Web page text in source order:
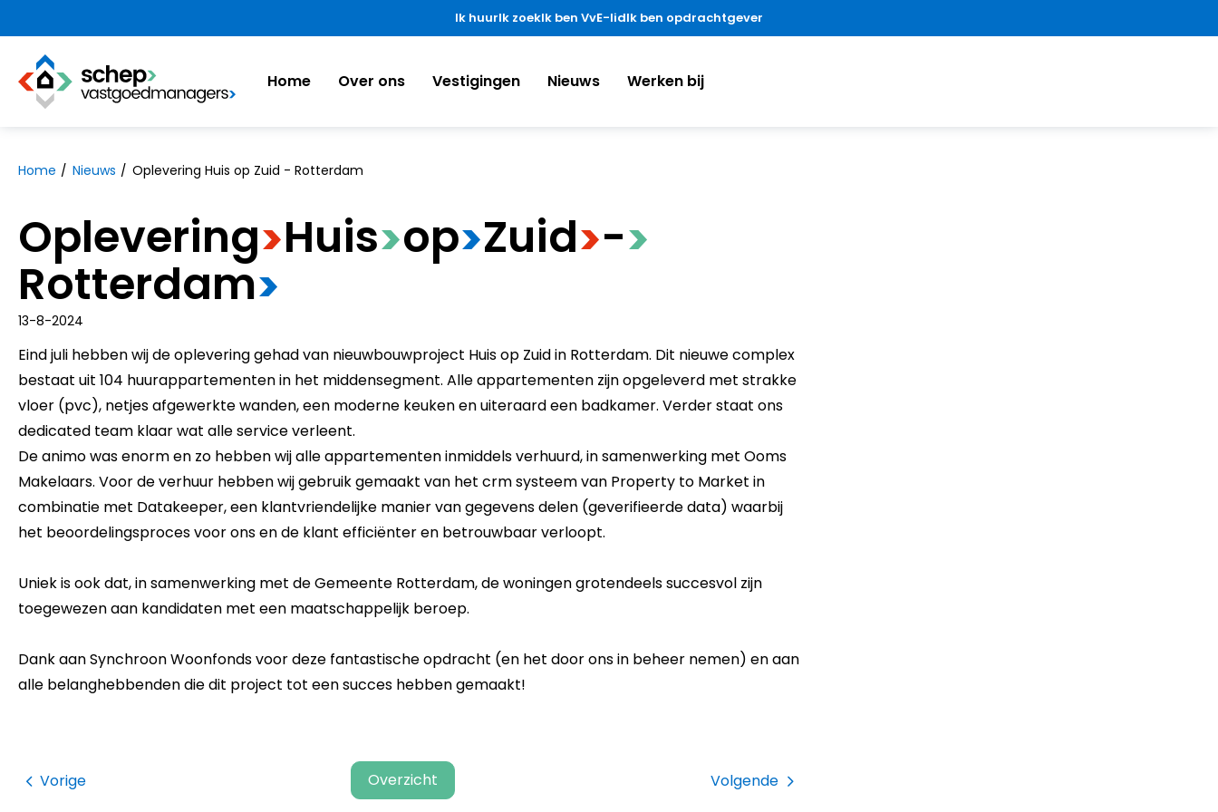
https://www.schepvastgoedmanagers.nl
Home Over ons Vestigingen Nieuws Werken bij
Ik huurIk zoekIk ben VvE-lidIk ben opdrachtgever
Home Nieuws Oplevering Huis op Zuid - Rotterdam
Oplevering>​Huis>​op>​Zuid>​->
Rotterdam>
13-8-2024
Eind juli hebben wij de oplevering gehad van nieuwbouwproject Huis op Zuid in Rotterdam. Dit nieuwe complex
bestaat uit 104 huurappartementen in het middensegment. Alle appartementen zijn opgeleverd met strakke
vloer (pvc), netjes afgewerkte wanden, een moderne keuken en uiteraard een badkamer. Verder staat ons
dedicated team klaar wat alle service verleent.
De animo was enorm en zo hebben wij alle appartementen inmiddels verhuurd, in samenwerking met Ooms
Makelaars. Voor de verhuur hebben wij gebruik gemaakt van het crm systeem van Property to Market in
combinatie met Datakeeper, een klantvriendelijke manier van gegevens delen (geverifieerde data) waarbij
het beoordelingsproces voor ons en de klant efficiënter en betrouwbaar verloopt.
Uniek is ook dat, in samenwerking met de Gemeente Rotterdam, de woningen grotendeels succesvol zijn
toegewezen aan kandidaten met een maatschappelijk beroep.
Dank aan Synchroon Woonfonds voor deze fantastische opdracht (en het door ons in beheer nemen) en aan
alle belanghebbenden die dit project tot een succes hebben gemaakt!
Volgende
Overzicht
Vorige